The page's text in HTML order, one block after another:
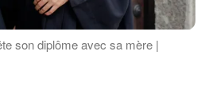
son diplôme avec sa mère |